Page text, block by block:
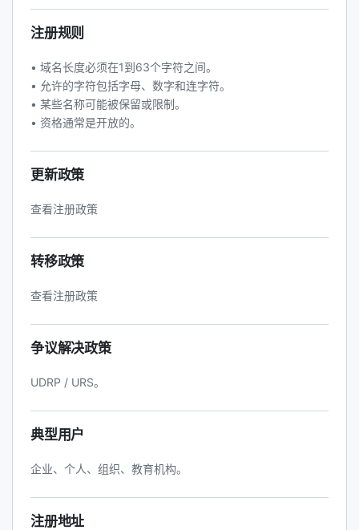
注册规则
• 域名长度必须在1到63个字符之间。
• 允许的字符包括字母、数字和连字符。
• 某些名称可能被保留或限制。
• 资格通常是开放的。
更新政策
查看注册政策
转移政策
查看注册政策
争议解决政策
UDRP / URS。
典型用户
企业、个人、组织、教育机构。
注册地址